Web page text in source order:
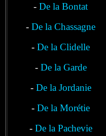
-De la Bontat
-De la Chassagne
-De la Clidelle
- De la Garde
- De la Jordanie
-De la Morétie
- De la Pachevie